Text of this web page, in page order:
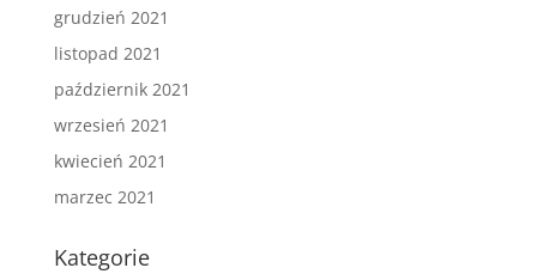
grudzień 2021
listopad 2021
październik 2021
wrzesień 2021
kwiecień 2021
marzec 2021
Kategorie